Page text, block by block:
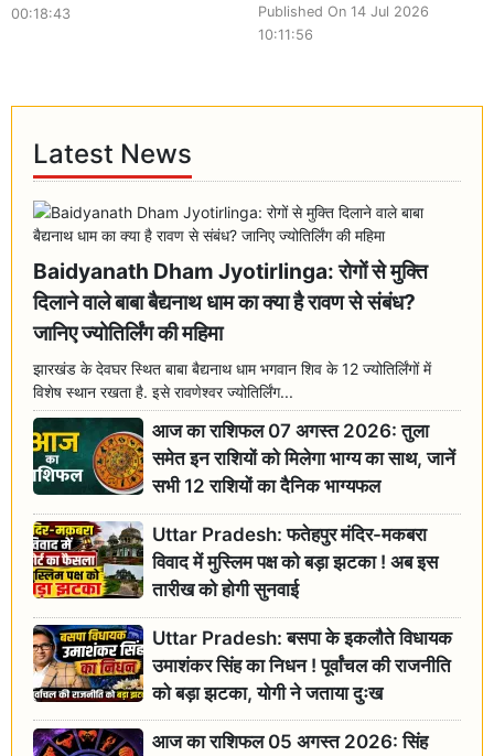
00:18:43
Published On 14 Jul 2026
10:11:56
Latest News
Baidyanath Dham Jyotirlinga: रोगों से मुक्ति
दिलाने वाले बाबा बैद्यनाथ धाम का क्या है रावण से संबंध?
जानिए ज्योतिर्लिंग की महिमा
झारखंड के देवघर स्थित बाबा बैद्यनाथ धाम भगवान शिव के 12 ज्योतिर्लिंगों में
विशेष स्थान रखता है. इसे रावणेश्वर ज्योतिर्लिंग...
आज का राशिफल 07 अगस्त 2026: तुला
समेत इन राशियों को मिलेगा भाग्य का साथ, जानें
सभी 12 राशियों का दैनिक भाग्यफल
Uttar Pradesh: फतेहपुर मंदिर-मकबरा
विवाद में मुस्लिम पक्ष को बड़ा झटका ! अब इस
तारीख को होगी सुनवाई
Uttar Pradesh: बसपा के इकलौते विधायक
उमाशंकर सिंह का निधन ! पूर्वांचल की राजनीति
को बड़ा झटका, योगी ने जताया दुःख
आज का राशिफल 05 अगस्त 2026: सिंह